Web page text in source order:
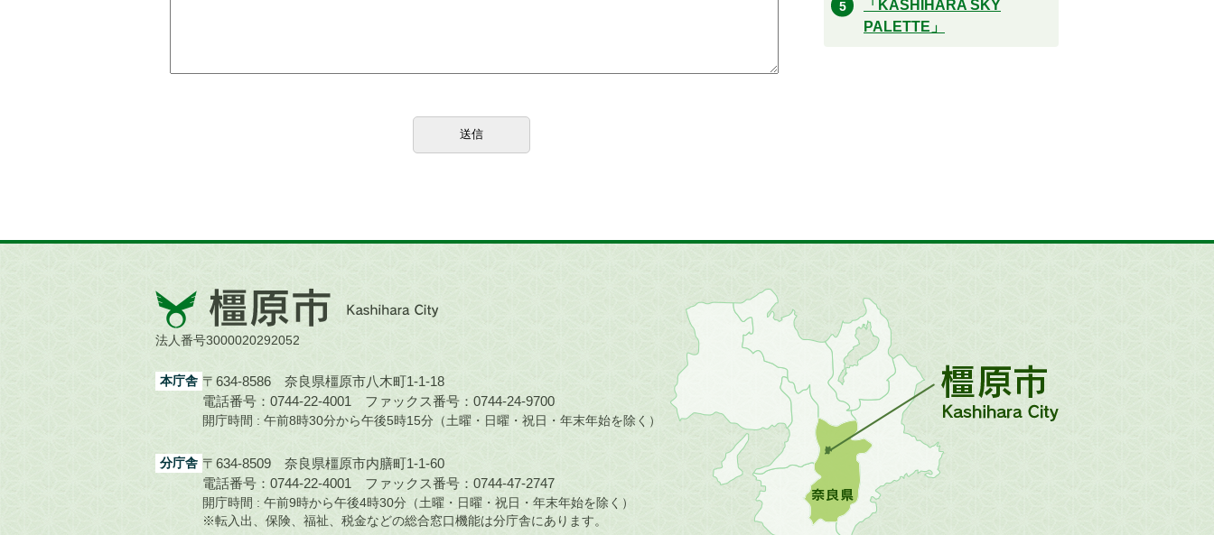
「KASHIHARA SKY
PALETTE」
橿
原
市
City
法人番号3000020292052
本庁舎 〒634-8586 奈良県橿原市八木町1-1-18
電話番号：0744-22-4001 ファックス番号：0744-24-9700
開庁時間 : 午前8時30分から午後5時15分（土曜・日曜・祝日・年末年始を除く）
分庁舎 〒634-8509 奈良県橿原市内膳町1-1-60
電話番号：0744-22-4001 ファックス番号：0744-47-2747
開庁時間 : 午前9時から午後4時30分（土曜・日曜・祝日・年末年始を除く）
※転入出、保険、福祉、税金などの総合窓口機能は分庁舎にあります。
の
地
図。